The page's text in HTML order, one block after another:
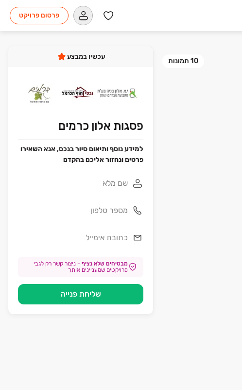
פרסום פרויקט
10 תמונות
עכשיו במבצע
פסגות אלון כרמים
למידע נוסף ותיאום סיור בנכס, אנא השאירו
פרטים ונחזור אליכם בהקדם
מבטיחים שלא נציף - ניצור קשר רק לגבי
פרויקטים שמעניינים אותך
שליחת פנייה